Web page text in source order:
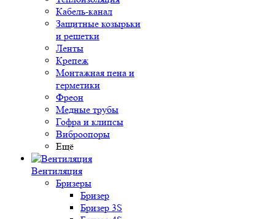
Кабель-канал
Защитные козырьки
и решетки
Ленты
Крепеж
Монтажная пена и
герметики
Фреон
Медные трубы
Гофра и клипсы
Виброопоры
Ещё
Вентиляция
Бризеры
Бризер
Бризер 3S